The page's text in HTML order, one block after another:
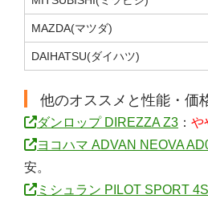
MAZDA(マツダ)
DAIHATSU(ダイハツ)
他のオススメと性能・価
ダンロップ DIREZZA Z3 ： や
ヨコハマ ADVAN NEOVA
安。
ミシュラン PILOT SPORT 4S